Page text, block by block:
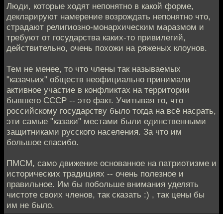
Люди, которые ходят непонятно в какой форме,
декларируют намерение возрождать непонятно что,
страдают религиозно-монархическим маразмом и
требуют от государства каких-то привилегий,
действительно, очень похожи на ряженых клоунов.
Тем не менее, то что члены так называемых
"казачьих" обществ неофициально принимали
активное участие в конфликтах на территории
бывшего СССР -- это факт. Учитывая то, что
российскому государству было тогда на всё насрать,
эти самые "казаки" местами были единственными
защитниками русского населения. За что им
большое спасибо.
ПМСМ, само движение основанное на патриотизме и
исторических традициях -- очень полезное и
правильное. Им бы побольше внимания уделять
чистоте своих членов, так сказать :) , так цены бы
им не было.